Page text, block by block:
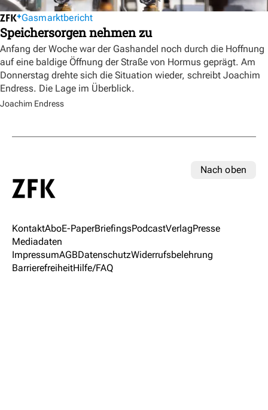
Gasmarktbericht
Speichersorgen nehmen zu
Anfang der Woche war der Gashandel noch durch die Hoffnung
auf eine baldige Öffnung der Straße von Hormus geprägt. Am
Donnerstag drehte sich die Situation wieder, schreibt Joachim
Endress. Die Lage im Überblick.
Joachim Endress
Nach oben
KontaktAboE-PaperBriefingsPodcastVerlagPresse
Mediadaten
ImpressumAGBDatenschutzWiderrufsbelehrung
BarrierefreiheitHilfe/FAQ